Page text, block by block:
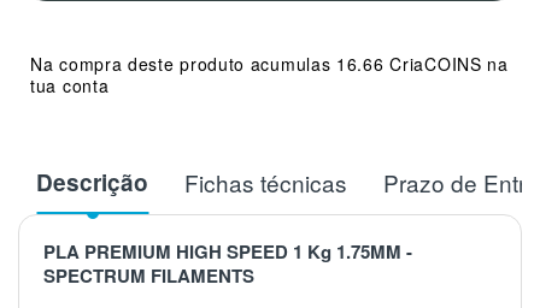
Na compra deste produto acumulas 16.66 CriaCOINS na
tua conta
Descrição Fichas técnicas Prazo de
PLA PREMIUM HIGH SPEED 1 Kg 1.75MM -
SPECTRUM FILAMENTS